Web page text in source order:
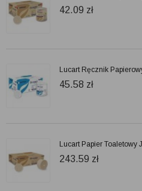
42.09 zł
Lucart Ręcznik
45.58 zł
Lucart Papier Toaletowy
243.59 zł